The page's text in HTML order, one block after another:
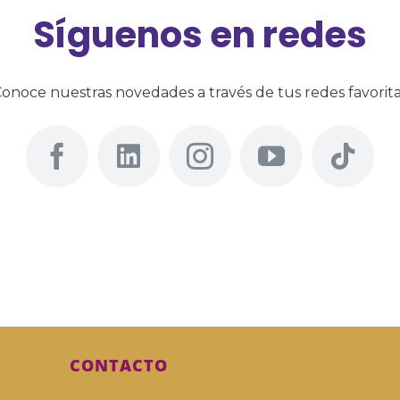
Síguenos en redes
nuestras novedades a través de tus redes
CONTACTO